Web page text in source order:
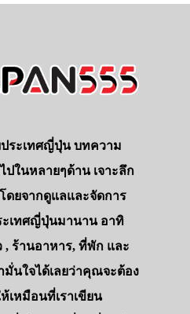
ประเทศญี่ปุ่น บทความ
ปในหลายๆด้าน เจาะลึก
ดยจากดูแลและจัดการ
เทศญี่ปุ่นมานาน อาทิ
, ร้านอาหาร, ที่พัก และ
มั่นใจได้เลยว่าคุณจะต้อง
เหมือนที่เราเขียน